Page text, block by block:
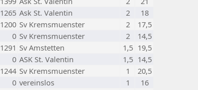
1265 Ask St. Valentin 2
18
1200 Sv Kremsmuenster 2
17,5
0 Sv Kremsmuenster 2
14,5
1291 Sv Amstetten 1,5 19,5
0 ASK St. Valentin 1,5 14,5
1244 Sv Kremsmuenster 1
20,5
0 vereinslos 1
16